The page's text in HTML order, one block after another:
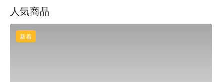
【看板メニュー】
正真正銘の石垣牛：本物が少ないと言われる中で、正真正銘
の石垣牛を出すお店に認定されています。より良い飼育状況
や飼育員を厳選し、本物の石垣牛を定期的に入荷するルート
人気商品
新着